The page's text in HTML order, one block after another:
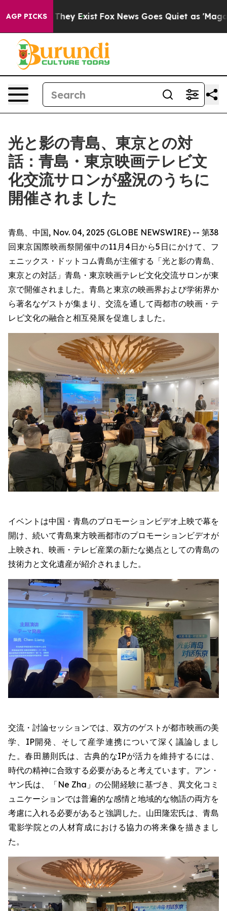
AGP PICKS
They Exist Fox News Goes Quiet as 'Maga Media
光と影の青島、東京との対
話：青島・東京映画テレビ文
化交流サロンが盛況のうちに
開催されました
青島、中国, Nov. 04, 2025 (GLOBE NEWSWIRE) -- 第38
回東京国際映画祭開催中の11月4日から5日にかけて、フ
ェニックス・ドットコム青島が主催する「光と影の青島、
東京との対話」青島・東京映画テレビ文化交流サロンが東
京で開催されました。青島と東京の映画界および学術界か
ら著名なゲストが集まり、交流を通して両都市の映画・テ
レビ文化の融合と相互発展を促進しました。
イベントは中国・青島のプロモーションビデオ上映で幕を
開け、続いて青島東方映画都市のプロモーションビデオが
上映され、映画・テレビ産業の新たな拠点としての青島の
技術力と文化遺産が紹介されました。
交流・討論セッションでは、双方のゲストが都市映画の美
学、IP開発、そして産学連携について深く議論しまし
た。春田勝則氏は、古典的なIPが活力を維持するには、
時代の精神に合致する必要があると考えています。アン・
ヤン氏は、「Ne Zha」の公開経験に基づき、異文化コミ
ュニケーションでは普遍的な感情と地域的な物語の両方を
考慮に入れる必要があると強調した。山田隆宏氏は、青島
電影学院との人材育成における協力の将来像を描きまし
た。